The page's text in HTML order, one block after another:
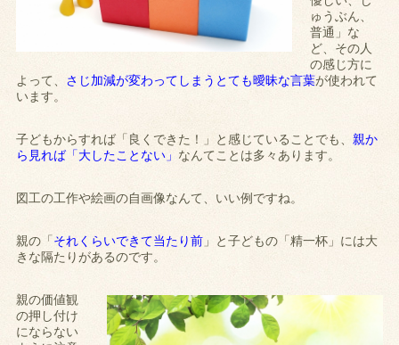
ゅうぶん、
普通」な
ど、その人
の感じ方に
よって、 さじ加減が変わってしまうとても曖昧な言葉が使われて
います。
子どもからすれば「良くできた！」と感じていることでも、親か
ら見れば「大したことない」 なんてことは多々あります。
図工の工作や絵画の自画像なんて、いい例ですね。
親の「それくらいできて当たり前 」と子どもの「精一杯」には大
きな隔たりがあるのです。
親の価値観
の押し付け
にならない